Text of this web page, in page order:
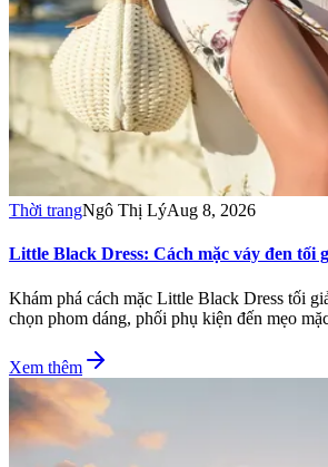
Thời trangNgô Thị LýAug 8, 2026
Little Black Dress: Cách mặc váy đen tối
Khám phá cách mặc Little Black Dress tối
chọn phom dáng, phối phụ kiện đến mẹo
Xem thêm